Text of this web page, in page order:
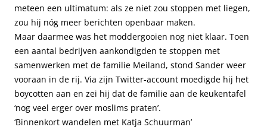
meteen een ultimatum: als ze niet zou stoppen met liegen,
zou hij nóg meer berichten openbaar maken.
Maar daarmee was het moddergooien nog niet klaar. Toen
een aantal bedrijven aankondigden te stoppen met
samenwerken met de familie Meiland, stond Sander weer
vooraan in de rij. Via zijn Twitter-account moedigde hij het
boycotten aan en zei hij dat de familie aan de keukentafel
‘nog veel erger over moslims praten’.
‘Binnenkort wandelen met Katja Schuurman’